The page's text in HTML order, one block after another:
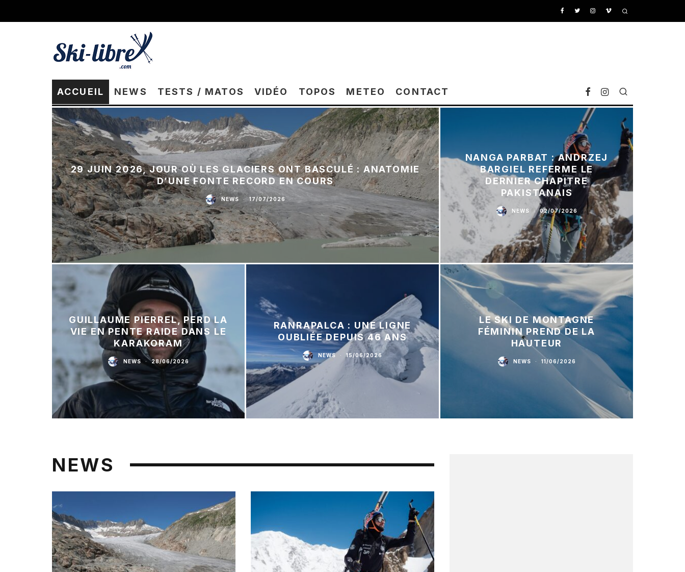
ACCUEIL NEWS TESTS / MATOS VIDÉO TOPOS METEO CONTACT
29 JUIN 2026, JOUR OÙ LES GLACIERS ONT BASCULÉ : ANATOMIE
D’UNE FONTE RECORD EN COURS
NEWS · 17/07/2026
NANGA PARBAT : ANDRZEJ
BARGIEL REFERME LE
DERNIER CHAPITRE
PAKISTANAIS
NEWS · 02/07/2026
GUILLAUME PIERREL, PERD LA
VIE EN PENTE RAIDE DANS LE
KARAKORAM
NEWS · 28/06/2026
RANRAPALCA : UNE LIGNE
OUBLIÉE DEPUIS 46 ANS
NEWS · 15/06/2026
LE SKI DE MONTAGNE
FÉMININ PREND DE LA
HAUTEUR
NEWS · 11/06/2026
NEWS